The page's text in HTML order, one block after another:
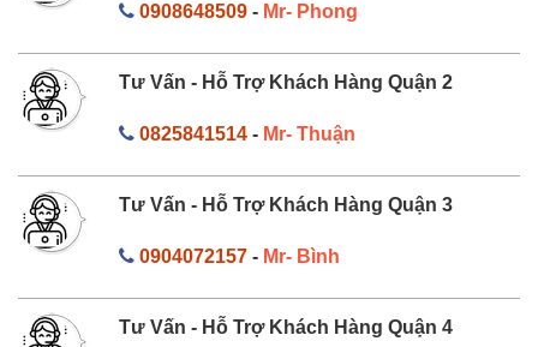
0908648509- Mr- Phong
Tư Vấn - Hỗ Trợ Khách Hàng Quận 2
0825841514- Mr- Thuận
Tư Vấn - Hỗ Trợ Khách Hàng Quận 3
0904072157- Mr- Bình
Tư Vấn - Hỗ Trợ Khách Hàng Quận 4